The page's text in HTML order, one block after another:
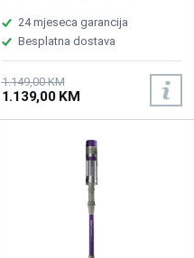
FloorDetect, LightDetect,
Automatsko pražnjenje i
punjenje, Anti-Allergen
tehnologija, QuadClean
Dubinsko čišćenje tepiha i
tvrdih podova, Pet paket,
24 mjeseca garancija
Besplatna dostava
1.149,00 KM
1.139,00 KM